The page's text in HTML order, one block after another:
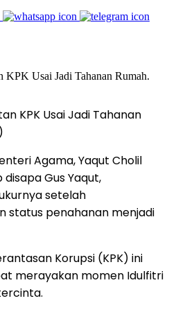
KPK Usai Jadi Tahanan
Agama, Yaqut Cholil
Gus Yaqut,
setelah
status penahanan menjadi
Korupsi (KPK) ini
merayakan momen Idulfitri